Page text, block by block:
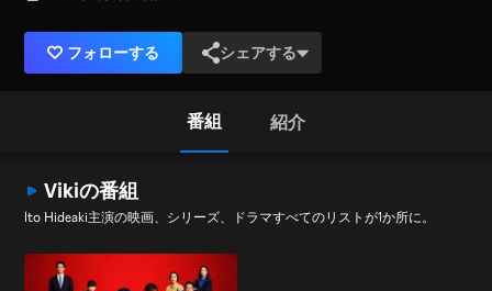
フォローする シェアする
番組 紹介
Vikiの番組
Ito Hideaki主演の映画、シリーズ、ドラマすべてのリストが1か所に。